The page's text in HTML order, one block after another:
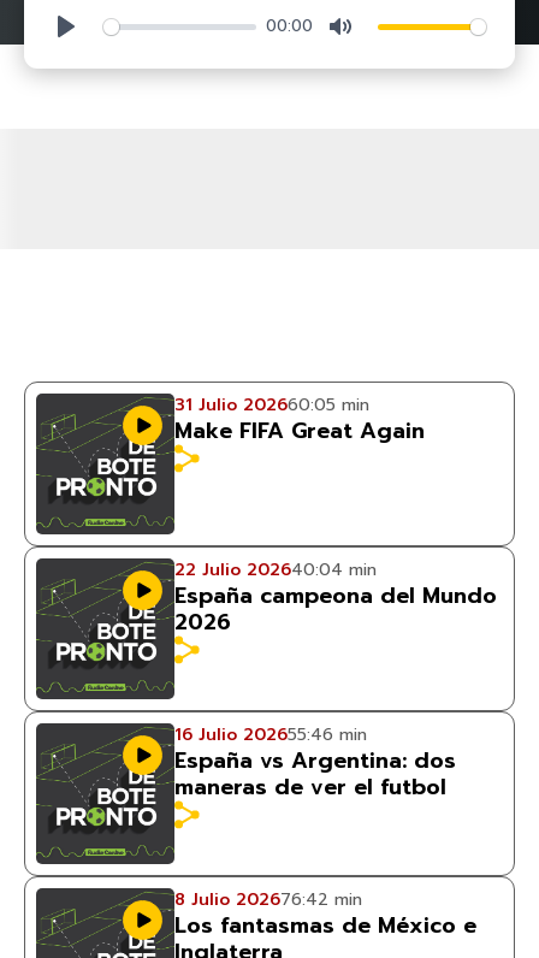
Play 00:00 Mute
31 Julio 202660:05 min
Make FIFA Great Again
22 Julio 202640:04 min
España campeona del Mundo
2026
16 Julio 202655:46 min
España vs Argentina: dos
maneras de ver el futbol
8 Julio 202676:42 min
Los fantasmas de México e